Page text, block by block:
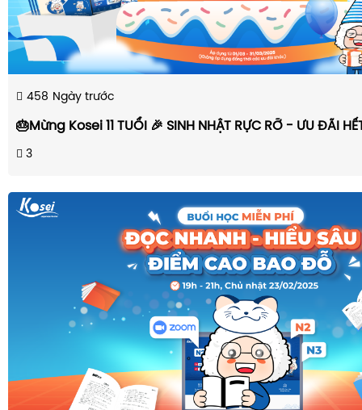
458 Ngày trước
🎂Mừng Kosei 11 TUỔI 🎉 SINH NHẬT RỰC RỠ - ƯU ĐÃI
3